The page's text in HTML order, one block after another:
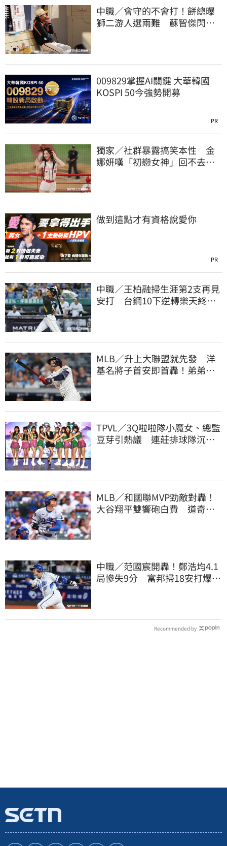
中職／會守的不會打！餅總曝
獅二游人選兩難 蘇智傑閃到
009829掌握AI關鍵 大華韓國
KOSPI 50今強勢開募
PR
獨家／社群暴露搞笑本性 金
娜妍嘆「初戀女神」回不去！
做到這點才有資格說愛你
PR
中職／王柏融掃生涯第2支再見
安打 台鋼10下逆轉樂天終止
MLB／升上大聯盟就先發 洋
基名將子首安即首轟！弟弟小
TPVL／3Q啦啦隊小魔女、總監
豆芽引熱議 連莊排球隊沉默6
MLB／和國聯MVP勁敵對轟！
大谷翔平雙響砲白費 道奇連2
中職／范國宸開轟！鄭浩均4.1
局慘失9分 富邦掃18安打爆兄
Recommended by